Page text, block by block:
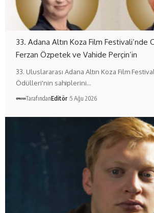
33. Adana Altın Koza Film Festivali’nde
Ferzan Özpetek ve Vahide Perçin’in
33. Uluslararası Adana Altın Koza Film
Ödülleri'nin sahiplerini…
TarafındanEditör 5 Ağu 2026